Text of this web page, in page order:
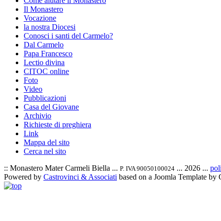
Il Monastero
Vocazione
la nostra Diocesi
Conosci i santi del Carmelo?
Dal Carmelo
Papa Francesco
Lectio divina
CITOC online
Foto
Video
Pubblicazioni
Casa del Giovane
Archivio
Richieste di preghiera
Link
Mappa del sito
Cerca nel sito
:: Monastero Mater Carmeli Biella ... P. IVA 90050100024 ... 2026 ...
Powered by Castrovinci & Associati based on a Joomla Template by